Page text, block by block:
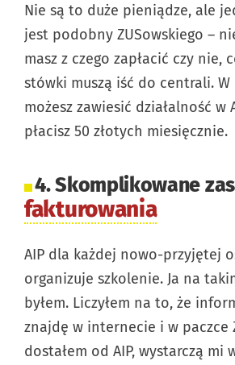
Nie są to duże pieniądze, ale
jest podobny ZUSowskiego –
masz z czego zapłacić czy nie,
stówki muszą iść do centrali.
możesz zawiesić działalność w
płacisz 50 złotych miesięcznie.
4. Skomplikowane
fakturowania
AIP dla każdej nowo-przyjętej
organizuje szkolenie. Ja na
byłem. Liczyłem na to, że
znajdę w internecie i w paczce
dostałem od AIP, wystarczą mi